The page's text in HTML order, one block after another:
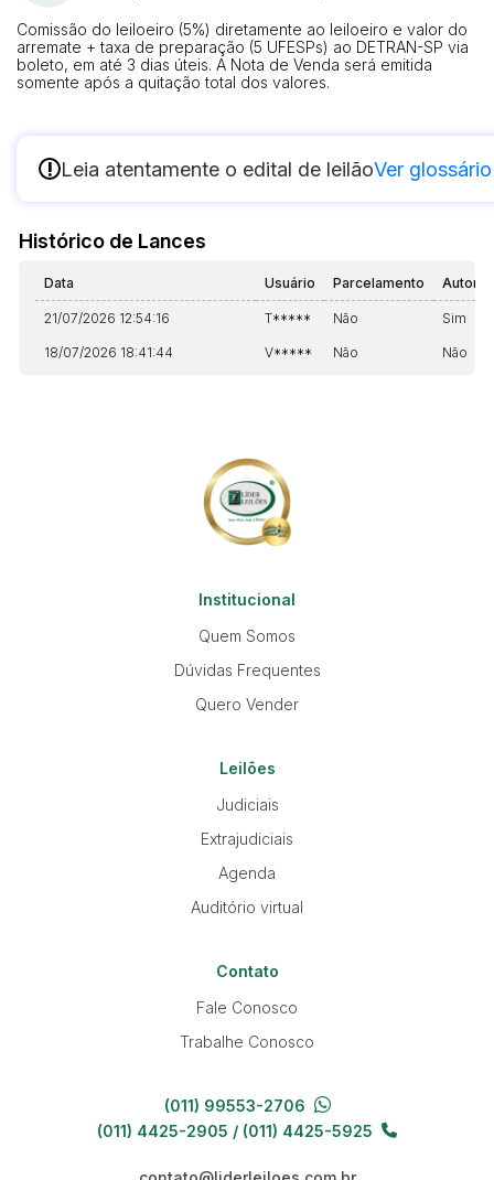
Comissão do leiloeiro (5%) diretamente ao leiloeiro e valor do
arremate + taxa de preparação (5 UFESPs) ao DETRAN-SP via
boleto, em até 3 dias úteis. A Nota de Venda será emitida
somente após a quitação total dos valores.
! Leia atentamente o edital de leilãoVer
Histórico de Lances
Data Usuário Parcelamento
21/07/2026 12:54:16 T***** Não Sim
18/07/2026 18:41:44 V***** Não Não
Institucional
Quem Somos
Dúvidas Frequentes
Quero Vender
Leilões
Judiciais
Extrajudiciais
Agenda
Auditório virtual
Contato
Fale Conosco
Trabalhe Conosco
(011) 99553-2706
(011) 4425-2905 / (011) 4425-5925